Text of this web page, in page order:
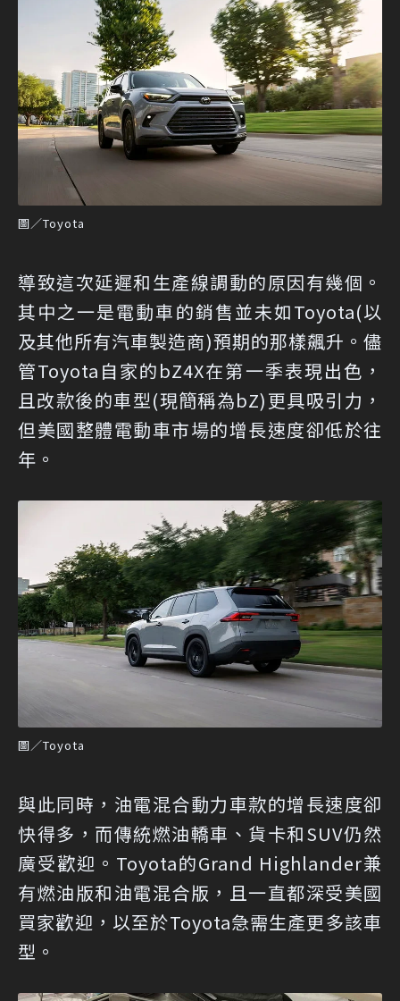
圖／Toyota
導致這次延遲和生產線調動的原因有幾個。
其中之一是電動車的銷售並未如Toyota(以
及其他所有汽車製造商)預期的那樣飆升。儘
管Toyota自家的bZ4X在第一季表現出色，
且改款後的車型(現簡稱為bZ)更具吸引力，
但美國整體電動車市場的增長速度卻低於往
年。
圖／Toyota
與此同時，油電混合動力車款的增長速度卻
快得多，而傳統燃油轎車、貨卡和SUV仍然
廣受歡迎。Toyota的Grand Highlander兼
有燃油版和油電混合版，且一直都深受美國
買家歡迎，以至於Toyota急需生產更多該車
型。